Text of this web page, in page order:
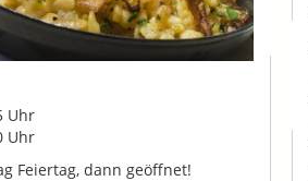
Uhr
Uhr
Feiertag, dann geöffnet!